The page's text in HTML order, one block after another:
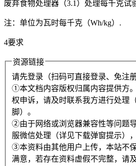
废弃食物处理器（3.1）处理每千克试
注：单位为瓦时每千克（Wh/kg）.
4要求
资源链接
请先登录（扫码可直接登录、免注册
①本文档内容版权归属内容提供方
权申诉，请及时联系我方进行处理
脚）。
②由于网络或浏览器兼容性等问题
服微信处理（详见下载弹窗提示）
③本资料由其他用户上传，本站不
满意，若存在资料虚假不完整，请